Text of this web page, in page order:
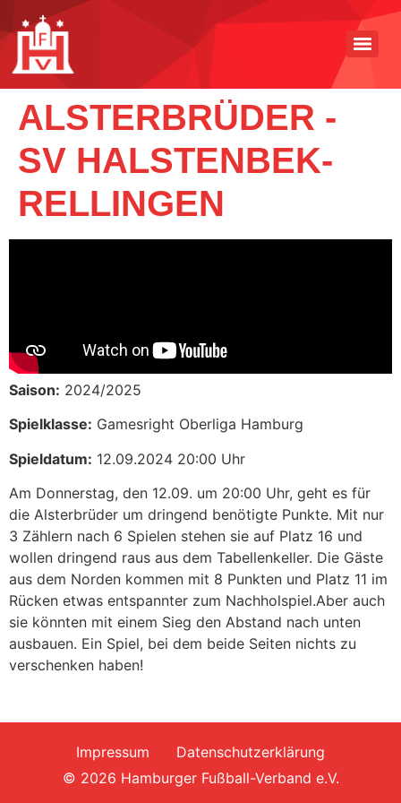
ALSTERBRÜDER -
SV HALSTENBEK-
RELLINGEN
Saison: 2024/2025
Spielklasse: Gamesright Oberliga Hamburg
Spieldatum: 12.09.2024 20:00 Uhr
Am Donnerstag, den 12.09. um 20:00 Uhr, geht es für
die Alsterbrüder um dringend benötigte Punkte. Mit nur
3 Zählern nach 6 Spielen stehen sie auf Platz 16 und
wollen dringend raus aus dem Tabellenkeller. Die Gäste
aus dem Norden kommen mit 8 Punkten und Platz 11 im
Rücken etwas entspannter zum Nachholspiel.Aber auch
sie könnten mit einem Sieg den Abstand nach unten
ausbauen. Ein Spiel, bei dem beide Seiten nichts zu
verschenken haben!
Impressum
Datenschutzerklärung
© 2026 Hamburger Fußball-Verband e.V.